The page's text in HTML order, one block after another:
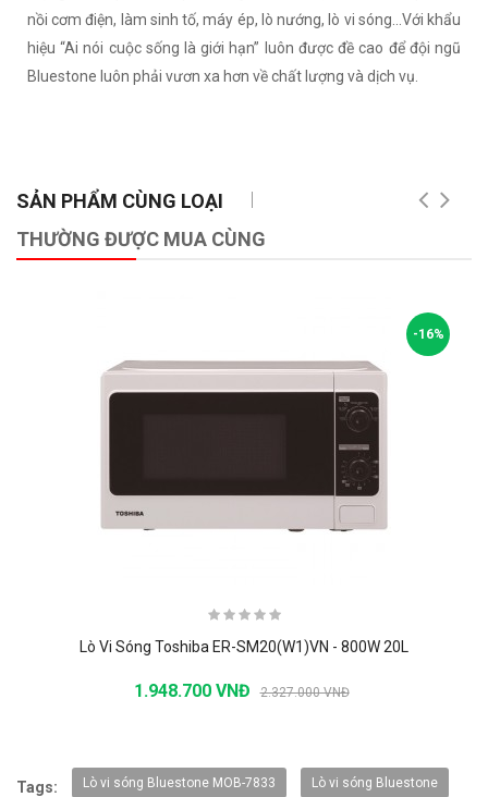
nồi cơm điện, làm sinh tố, máy ép, lò nướng, lò vi sóng…Với khẩu
hiệu “Ai nói cuộc sống là giới hạn” luôn được đề cao để đội ngũ
Bluestone luôn phải vươn xa hơn về chất lượng và dịch vụ.
SẢN PHẨM CÙNG LOẠI
THƯỜNG ĐƯỢC MUA CÙNG
-16%
Lò Vi Sóng Toshiba ER-SM20(W1)VN - 800W 20L
1.948.700 VNĐ 2.327.000 VNĐ
-20%
Tags: Lò vi sóng Bluestone MOB-7833 Lò vi sóng Bluestone